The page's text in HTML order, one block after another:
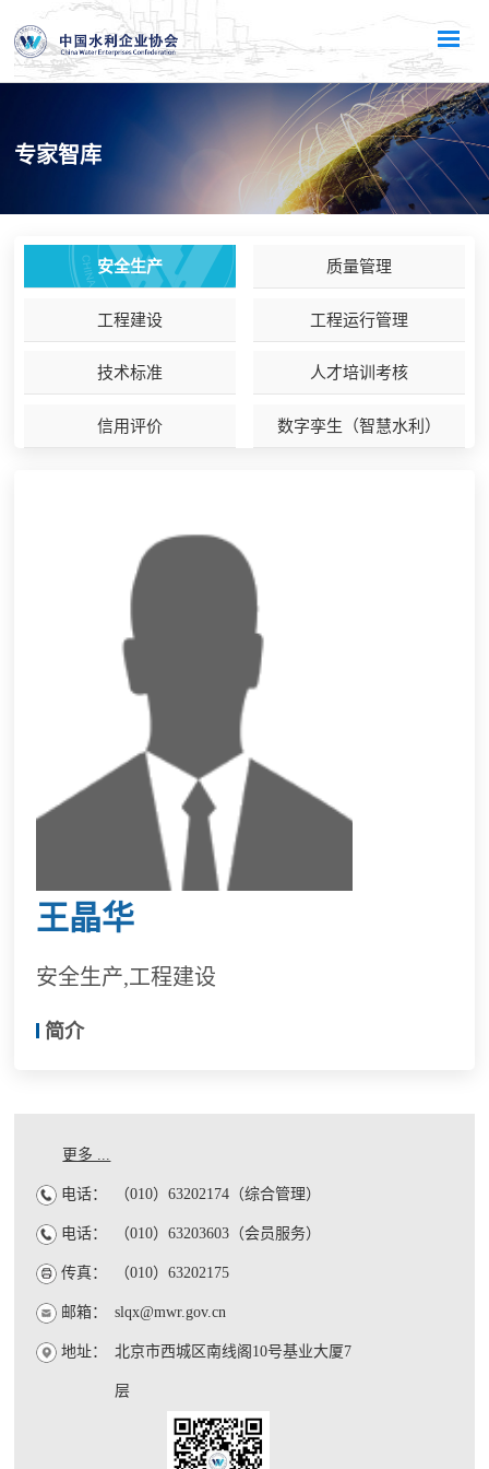
专家智库
安全生产 质量管理
工程建设 工程运行管理
技术标准 人才培训考核
信用评价 数字孪生（智慧水利）
王晶华
安全生产,工程建设
简介
更多 ...
电话： （010）63202174（综合管理）
电话： （010）63203603（会员服务）
传真： （010）63202175
邮箱： slqx@mwr.gov.cn
地址： 北京市西城区南线阁10号基业大厦7
层